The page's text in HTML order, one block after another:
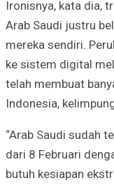
Ironisnya, kata dia,
Arab Saudi justru
mereka sendiri.
ke sistem digital
telah membuat
Indonesia,
“Arab Saudi sudah
dari 8 Februari
butuh kesiapan